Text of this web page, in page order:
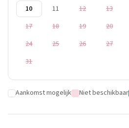
10
11 12 13
17
18 19 20
24
25 26 27
31
Aankomst mogelijk Niet beschikbaar